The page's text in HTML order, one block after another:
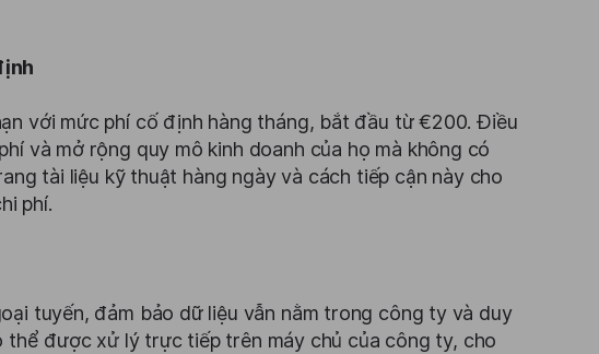
với mức phí cố định hàng tháng, bắt đầu từ €200. Điều
và mở rộng quy mô kinh doanh của họ mà không có
tài liệu kỹ thuật hàng ngày và cách tiếp cận này cho
phí.
tuyến, đảm bảo dữ liệu vẫn nằm trong công ty và duy
được xử lý trực tiếp trên máy chủ của công ty, cho